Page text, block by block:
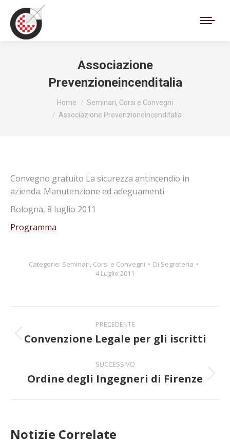
Associazione
Prevenzioneincenditalia
Home
Seminari, Corsi e Convegni
Associazione Prevenzioneincenditalia
Convegno gratuito La sicurezza antincendio in
azienda. Manutenzione ed adeguamenti
Bologna, 8 luglio 2011
Programma
Categorie: Seminari, Corsi e Convegni Di Segreteria
4 Luglio 2011
tra
post
PRECEDENTE
Post
Convenzione Legale per gli iscritti
SUCCESSIVO
Prossimo
Ordine degli Ingegneri di Firenze
Notizie Correlate